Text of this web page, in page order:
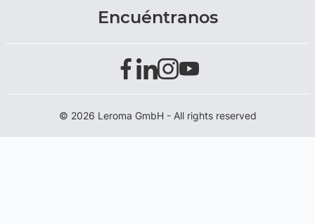
Encuéntranos
© 2026 Leroma GmbH - All rights reserved